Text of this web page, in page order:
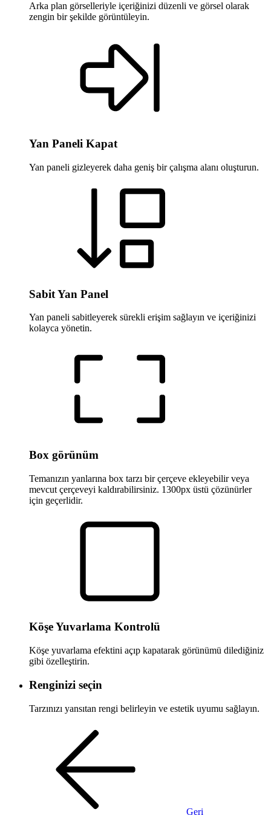
Arka plan görselleriyle içeriğinizi düzenli ve görsel olarak
zengin bir şekilde görüntüleyin.
Yan Paneli Kapat
Yan paneli gizleyerek daha geniş bir çalışma alanı oluşturun.
Sabit Yan Panel
Yan paneli sabitleyerek sürekli erişim sağlayın ve içeriğinizi
kolayca yönetin.
Box görünüm
Temanızın yanlarına box tarzı bir çerçeve ekleyebilir veya
mevcut çerçeveyi kaldırabilirsiniz. 1300px üstü çözünürler
için geçerlidir.
Köşe Yuvarlama Kontrolü
Köşe yuvarlama efektini açıp kapatarak görünümü dilediğiniz
gibi özelleştirin.
Renginizi seçin
Tarzınızı yansıtan rengi belirleyin ve estetik uyumu sağlayın.
Geri